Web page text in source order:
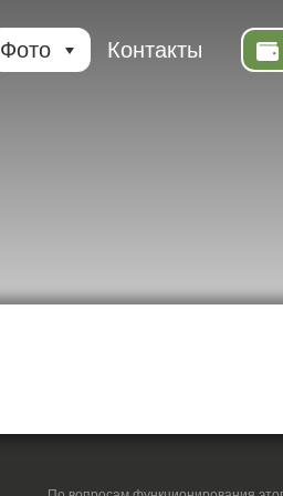
Фото Контакты